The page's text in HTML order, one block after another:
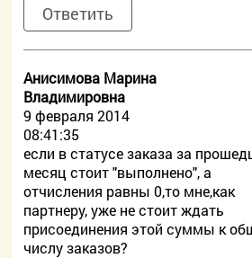
Ответить
Анисимова Марина
Владимировна
9 февраля 2014
08:41:35
если в статусе заказа за
месяц стоит "выполнено", а
отчисления равны 0,то мне,как
партнеру, уже не стоит ждать
присоединения этой суммы к
числу заказов?